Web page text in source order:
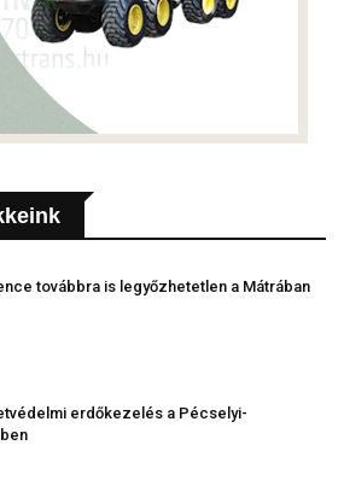
továbbra is legyőzhetetlen a Mátrában
erdőkezelés a Pécselyi-